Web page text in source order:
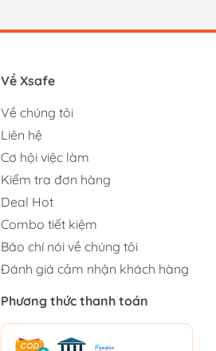
Về Xsafe
Về chúng tôi
Liên hệ
Cơ hội việc làm
Kiểm tra đơn hàng
Deal Hot
Combo tiết kiệm
Báo chí nói về chúng tôi
Đánh giá cảm nhận khách hàng
Phương thức thanh toán